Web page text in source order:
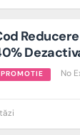
PROMOTIE No